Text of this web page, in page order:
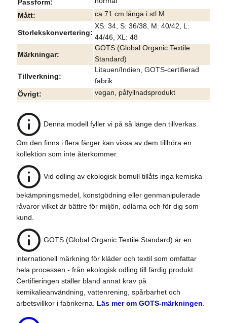
Passform
Mått
ca 71 cm långa i stl M
Storlekskonvertering
XS: 34, S: 36/38, M: 40/42, L:
44/46, XL: 48
Märkningar
GOTS (Global Organic Textile
Standard)
Tillverkning
Litauen/Indien, GOTS-certifierad
fabrik
Övrigt
vegan, påfyllnadsprodukt
Denna modell fyller vi på så länge den tillverkas.
Om den finns i flera färger kan vissa av dem tillhöra en
kollektion som inte återkommer.
Vid odling av ekologisk bomull tillåts inga kemiska
bekämpningsmedel, konstgödning eller genmanipulerade
råvaror vilket är bättre för miljön, odlarna och för dig som
kund.
GOTS (Global Organic Textile Standard) är en
internationell märkning för kläder och textil som omfattar
hela processen - från ekologisk odling till färdig produkt.
Certifieringen ställer bland annat krav på
kemikalieanvändning, vattenrening, spårbarhet och
arbetsvillkor i fabrikerna. Läs mer om GOTS-märkningen